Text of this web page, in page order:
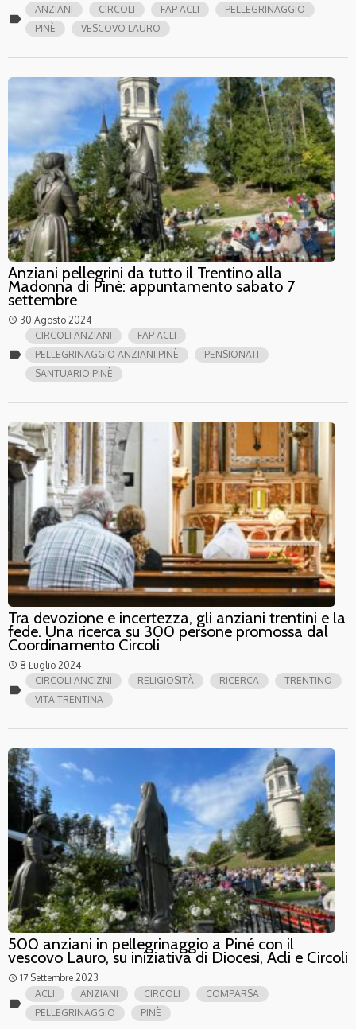
label
ANZIANI CIRCOLI FAP ACLI
PELLEGRINAGGIO
PINÈ
VESCOVO LAURO
Anziani pellegrini da tutto il Trentino alla
Madonna di Pinè: appuntamento sabato 7
settembre
access_time 30 Agosto 2024
label
CIRCOLI ANZIANI
FAP ACLI
PELLEGRINAGGIO ANZIANI PINÈ
PENSIONATI
SANTUARIO PINÈ
Tra devozione e incertezza, gli anziani trentini e la
fede. Una ricerca su 300 persone promossa dal
Coordinamento Circoli
access_time 8 Luglio 2024
label
CIRCOLI ANCIZNI RELIGIOSITÀ RICERCA
TRENTINO
VITA TRENTINA
500 anziani in pellegrinaggio a Piné con il
vescovo Lauro, su iniziativa di Diocesi, Acli e Circoli
access_time 17 Settembre 2023
label
ACLI ANZIANI CIRCOLI
COMPARSA
PELLEGRINAGGIO
PINÈ